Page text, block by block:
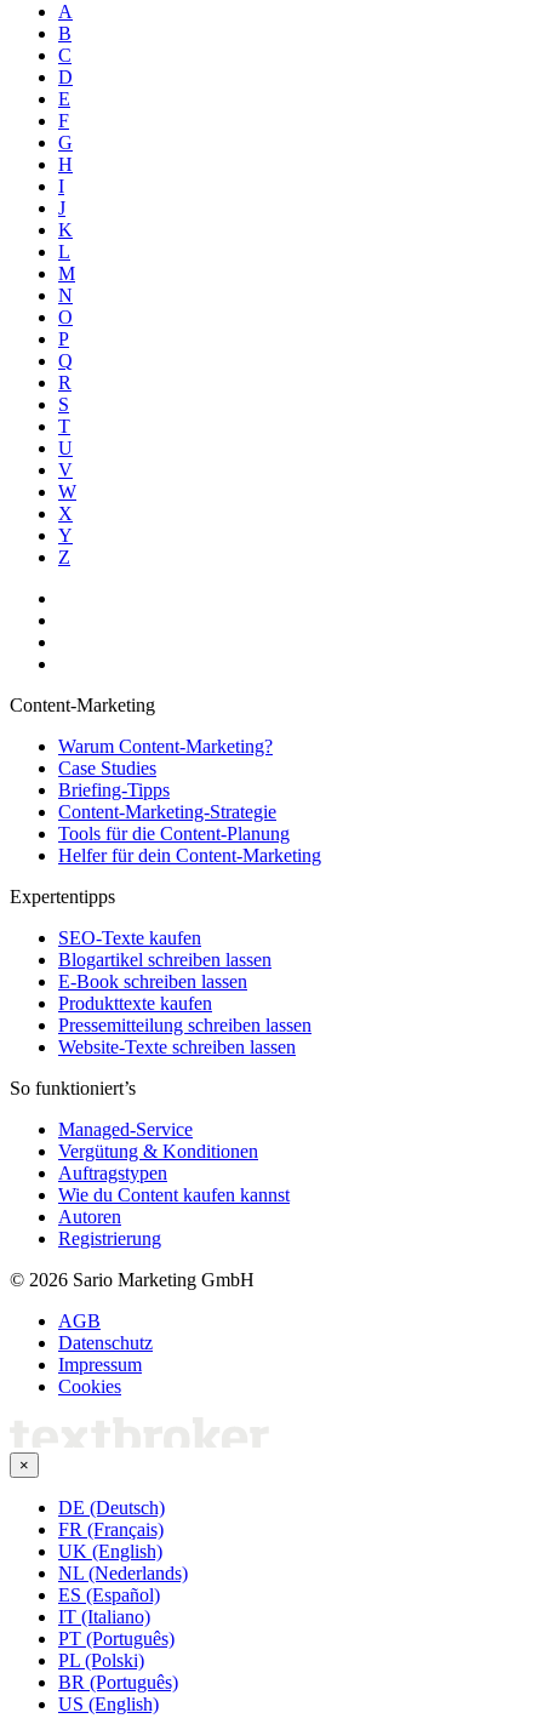
A
B
C
D
E
F
G
H
I
J
K
L
M
N
O
P
Q
R
S
T
U
V
W
X
Y
Z
Content-Marketing
Warum Content-Marketing?
Case Studies
Briefing-Tipps
Content-Marketing-Strategie
Tools für die Content-Planung
Helfer für dein Content-Marketing
Expertentipps
SEO-Texte kaufen
Blogartikel schreiben lassen
E-Book schreiben lassen
Produkttexte kaufen
Pressemitteilung schreiben lassen
Website-Texte schreiben lassen
So funktioniert’s
Managed-Service
Vergütung & Konditionen
Auftragstypen
Wie du Content kaufen kannst
Autoren
Registrierung
© 2026 Sario Marketing GmbH
AGB
Datenschutz
Impressum
Cookies
×
DE (Deutsch)
FR (Français)
UK (English)
NL (Nederlands)
ES (Español)
IT (Italiano)
PT (Português)
PL (Polski)
BR (Português)
US (English)